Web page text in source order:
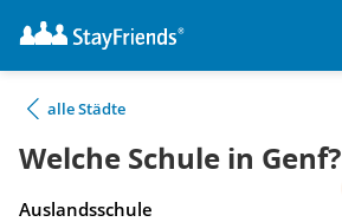
alle Städte
Welche Schule in Genf?
Auslandsschule